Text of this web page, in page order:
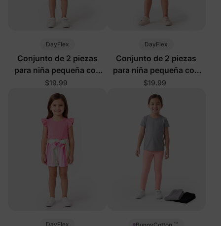
DayFlex
Conjunto de 2 piezas
para niña pequeña con
rayas en rosa
$19.99
DayFlex
Conjunto de 2 piezas
para niña pequeña con
rayas en púrpura claro
$19.99
DayFlex ™